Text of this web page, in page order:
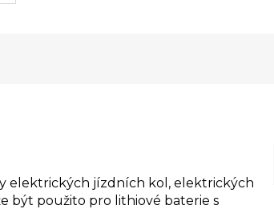
elektrických jízdních kol, elektrických
být použito pro lithiové baterie s